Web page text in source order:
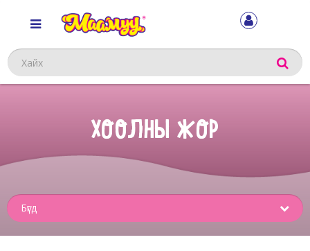
Хайх
ХООЛНЫ ЖОР